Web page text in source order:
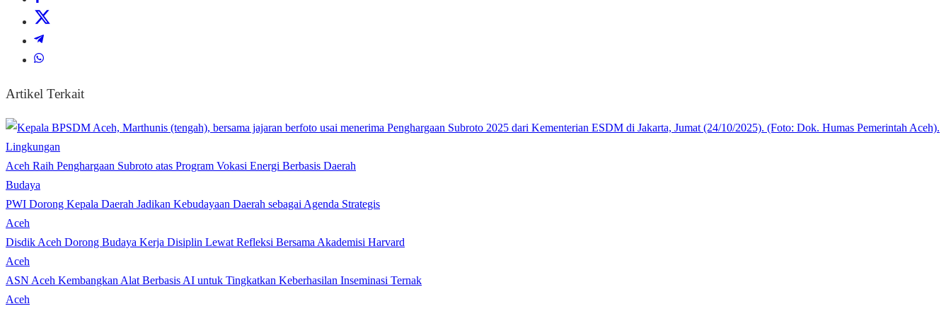
Artikel Terkait
Lingkungan
Aceh Raih Penghargaan Subroto atas Program Vokasi Energi Berbasis Daerah
Budaya
PWI Dorong Kepala Daerah Jadikan Kebudayaan Daerah sebagai Agenda Strategis
Aceh
Disdik Aceh Dorong Budaya Kerja Disiplin Lewat Refleksi Bersama Akademisi Harvard
Aceh
ASN Aceh Kembangkan Alat Berbasis AI untuk Tingkatkan Keberhasilan Inseminasi Ternak
Aceh